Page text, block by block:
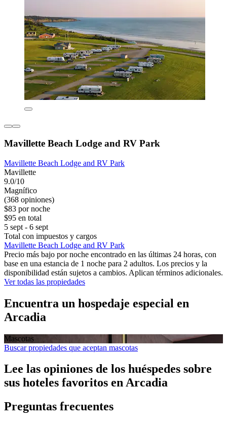
Mavillette Beach Lodge and RV Park
Mavillette Beach Lodge and RV Park
Mavillette
9.0/10
Magnífico
(368 opiniones)
$83 por noche
$95 en total
5 sept - 6 sept
Total con impuestos y cargos
Mavillette Beach Lodge and RV Park
Precio más bajo por noche encontrado en las últimas 24 horas, con
base en una estancia de 1 noche para 2 adultos. Los precios y la
disponibilidad están sujetos a cambios. Aplican términos adicionales.
Ver todas las propiedades
Encuentra un hospedaje especial en
Arcadia
Mascotas
Buscar propiedades que aceptan mascotas
Lee las opiniones de los huéspedes sobre
sus hoteles favoritos en Arcadia
Preguntas frecuentes